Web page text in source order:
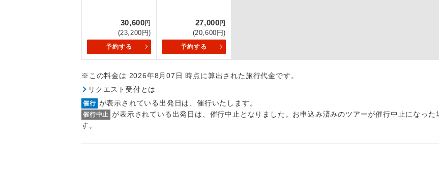
30,600円
(23,200円)
予約する
27,000円
(20,600円)
予約する
※この料金は 2026年8月07日 時点に算出された旅行代金です。
リクエスト受付とは
催行 が表示されている出発日は、催行いたします。
催行中止 が表示されている出発日は、催行中止となりました。お申込み済みのツアーが催行中止になっ
す。
トラベルイヤホン
1名様催行 1名様から出発可能な個人型プランです。
2名様催行
1名様1室同代金 1名様1室利用でも追加料金がかからないコ